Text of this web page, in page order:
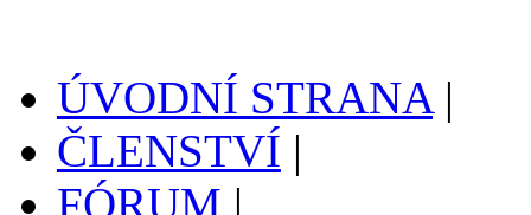
ÚVODNÍ STRANA|
ČLENSTVÍ |
FÓRUM |